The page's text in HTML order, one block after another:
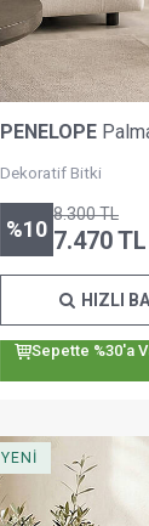
PENELOPE
Dekoratif Bitki
%10
8.300TL
7.470TL
HIZLI
Sepette %30'a
YENİ